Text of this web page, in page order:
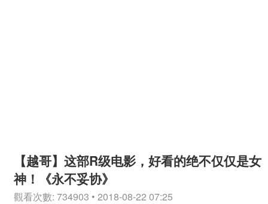
【越哥】这部R级电影，好看的绝不仅仅是女
神！《永不妥协》
觀看次數: 734903 • 2018-08-22 07:25